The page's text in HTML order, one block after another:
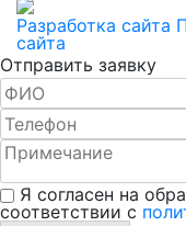
Разработка сайта
сайта
Отправить заявку
Я согласен на
соответствии с